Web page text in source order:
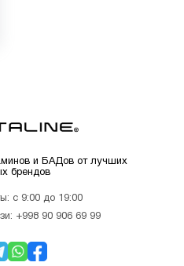
и БАДов от лучших
брендов
с 9:00 до 19:00
+998 90 906 69 99